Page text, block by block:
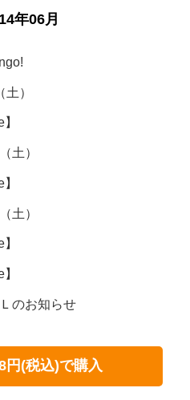
年06月
）
土）
土）
のお知らせ
円(税込)で購入